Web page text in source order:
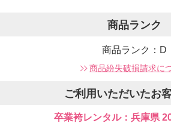
商品ランク
商品ランク：D
商品紛失破損請求に
ご利用いただいたお
卒業袴レンタル：兵庫県